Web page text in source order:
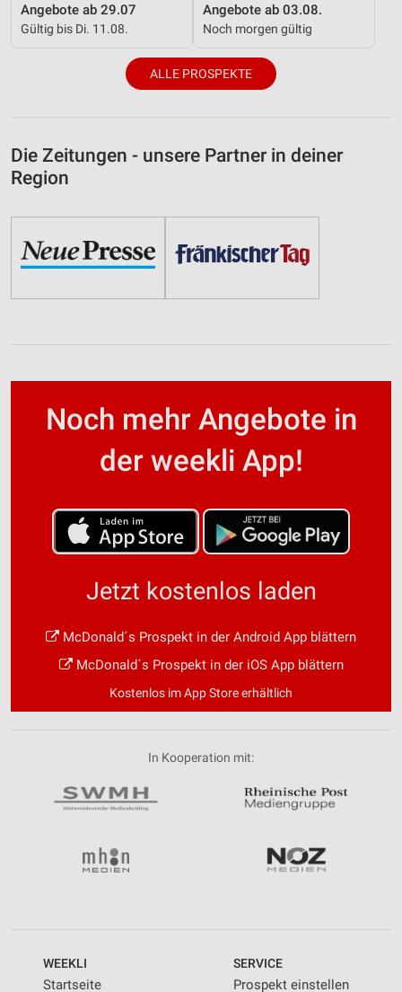
Angebote ab 29.07
Gültig bis Di. 11.08.
Angebote ab 03.08.
Noch morgen gültig
ALLE PROSPEKTE
Die Zeitungen - unsere Partner in deiner
Region
Noch mehr Angebote in
der weekli App!
Jetzt kostenlos laden
McDonald´s Prospekt in der Android App blättern
McDonald´s Prospekt in der iOS App blättern
Kostenlos im App Store erhältlich
In Kooperation mit:
WEEKLI
Startseite
SERVICE
Prospekt einstellen